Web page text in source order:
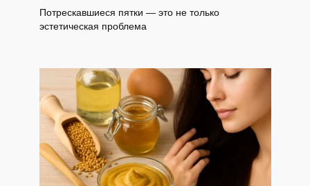
Потрескавшиеся пятки — это не только
эстетическая проблема